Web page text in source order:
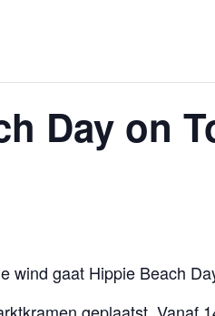
Day on
wind gaat Hippie Beach